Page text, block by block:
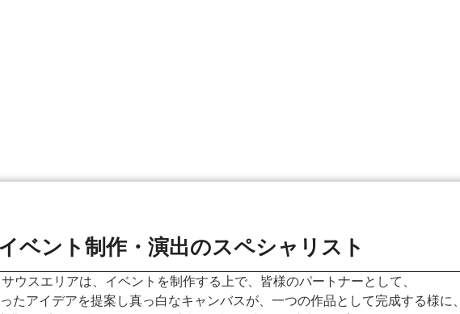
ベント制作・演出のスペシャリスト
ウスエリアは、イベントを制作する上で、皆様のパートナーとして、
たアイデアを提案し真っ白なキャンバスが、一つの作品として完成する様に、